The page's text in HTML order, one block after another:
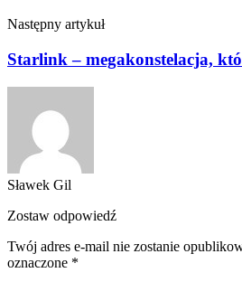
Następny artykuł
Starlink – megakonstelacja,
Sławek Gil
Zostaw odpowiedź
Twój adres e-mail nie zostanie
oznaczone *